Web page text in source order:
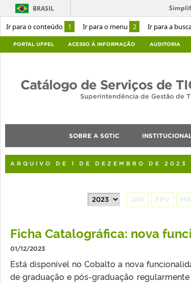
Ir para o conteúdo 1 Ir para o menu 2 Ir para a
BRASIL
PORTAL UFPEL ACESSO À INFORMAÇÃO AUDITORIA
Catálogo de Serviços de
Superintendência de Gestão de
SOBRE A SGTIC
ARQUIVO DE 1 DE DEZEMBRO DE 2023
JAN FEV
Ficha Catalográfica: nova
01/12/2023
Está disponível no Cobalto a nova
de graduação e pós-graduação